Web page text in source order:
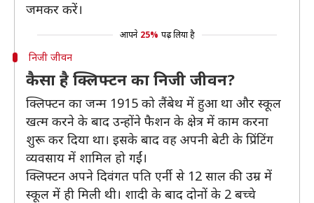
जमकर करें।
आपने 25% पढ़ लिया है
निजी जीवन
कैसा है क्लिफ्टन का निजी जीवन?
क्लिफ्टन का जन्म 1915 को लैंबेथ में हुआ था और स्कूल
खत्म करने के बाद उन्होंने फैशन के क्षेत्र में काम करना
शुरू कर दिया था। इसके बाद वह अपनी बेटी के प्रिंटिंग
व्यवसाय में शामिल हो गईं।
क्लिफ्टन अपने दिवंगत पति एर्नी से 12 साल की उम्र में
स्कूल में ही मिली थी। शादी के बाद दोनों के 2 बच्चे